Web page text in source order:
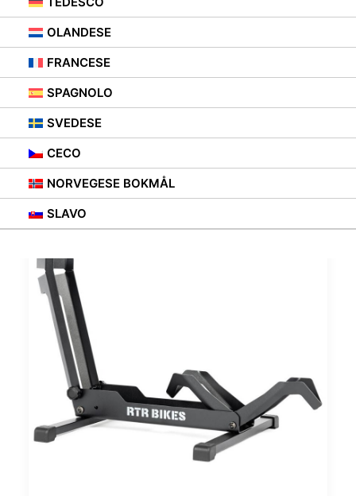
OLANDESE
FRANCESE
SPAGNOLO
SVEDESE
CECO
NORVEGESE BOKMÅL
SLAVO